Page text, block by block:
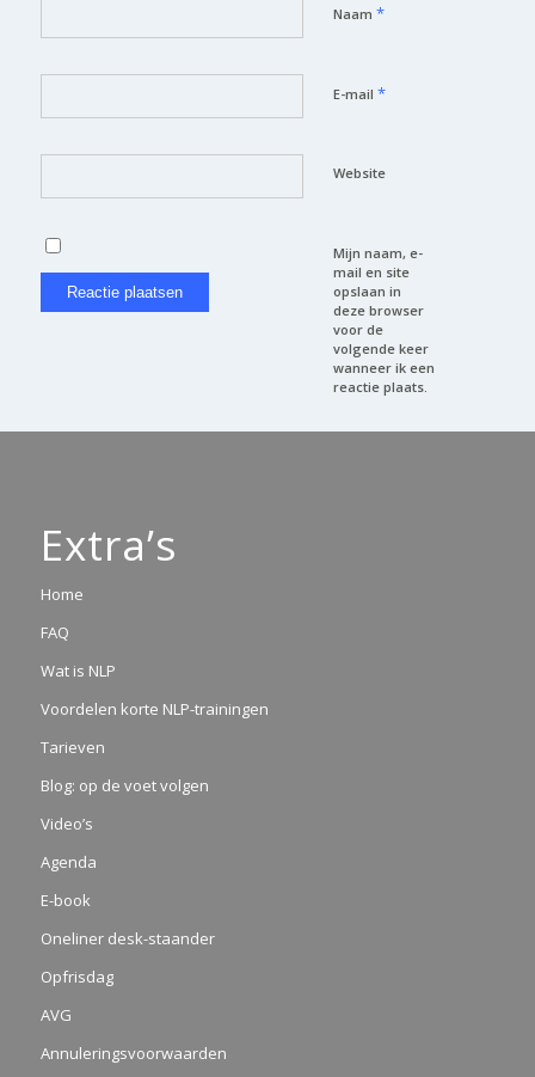
Naam *
E-mail *
Website
Mijn naam, e-
mail en site
opslaan in
deze browser
voor de
volgende keer
wanneer ik een
reactie plaats.
Extra’s
Home
FAQ
Wat is NLP
Voordelen korte NLP-trainingen
Tarieven
Blog: op de voet volgen
Video’s
Agenda
E-book
Oneliner desk-staander
Opfrisdag
AVG
Annuleringsvoorwaarden